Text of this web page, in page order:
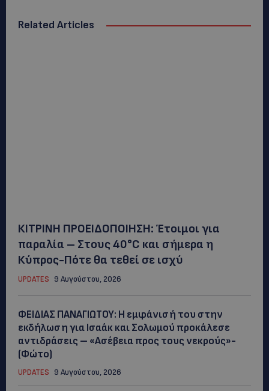
Related Articles
ΚΙΤΡΙΝΗ ΠΡΟΕΙΔΟΠΟΙΗΣΗ: Έτοιμοι για
παραλία – Στους 40°C και σήμερα η
Κύπρος-Πότε θα τεθεί σε ισχύ
UPDATES 9 Αυγούστου, 2026
ΦΕΙΔΙΑΣ ΠΑΝΑΓΙΩΤΟΥ: Η εμφάνισή του στην
εκδήλωση για Ισαάκ και Σολωμού προκάλεσε
αντιδράσεις – «Ασέβεια προς τους νεκρούς»-
(Φώτο)
UPDATES 9 Αυγούστου, 2026